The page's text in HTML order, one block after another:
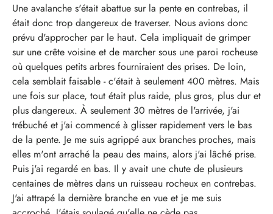
Une avalanche s'était abattue sur la pente en contrebas, il
était donc trop dangereux de traverser. Nous avions donc
prévu d'approcher par le haut. Cela impliquait de grimper
sur une crête voisine et de marcher sous une paroi rocheuse
où quelques petits arbres fourniraient des prises. De loin,
cela semblait faisable - c'était à seulement 400 mètres. Mais
une fois sur place, tout était plus raide, plus gros, plus dur et
plus dangereux. À seulement 30 mètres de l'arrivée, j'ai
trébuché et j'ai commencé à glisser rapidement vers le bas
de la pente. Je me suis agrippé aux branches proches, mais
elles m'ont arraché la peau des mains, alors j'ai lâché prise.
Puis j'ai regardé en bas. Il y avait une chute de plusieurs
centaines de mètres dans un ruisseau rocheux en contrebas.
J'ai attrapé la dernière branche en vue et je me suis